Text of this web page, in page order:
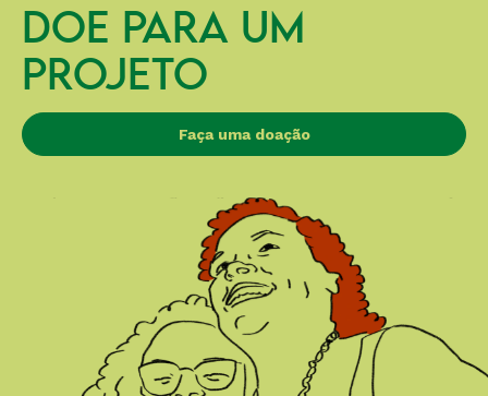
DOE PARA UM
PROJETO
Faça uma doação